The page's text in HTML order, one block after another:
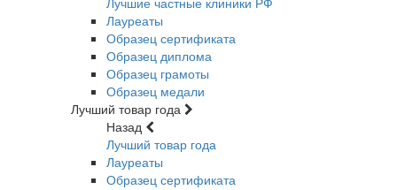
Лауреаты
Образец сертификата
Образец диплома
Образец грамоты
Образец медали
Лучший товар года
Назад
Лучший товар года
Лауреаты
Образец сертификата